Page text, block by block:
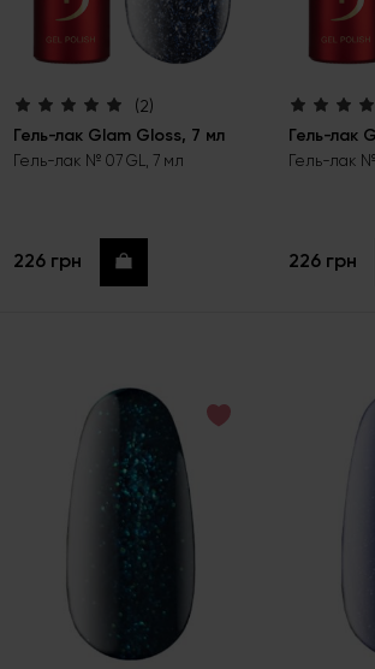
(2)
Гель-лак Glam Gloss, 7 мл
Гель-лак № 07 GL, 7 мл
226 грн Купить
Гель-лак
Гель-лак
226 грн